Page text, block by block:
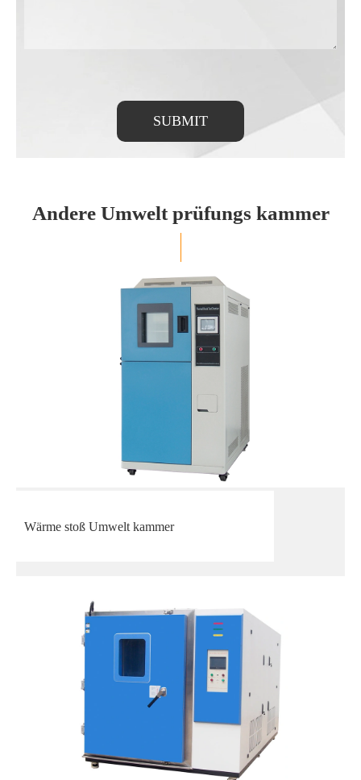
SUBMIT
Andere Umwelt prüfungs kammer
Wärme stoß Umwelt kammer